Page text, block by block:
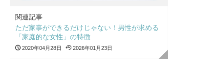
関連記事
ただ家事ができるだけじゃない！男性が求める
「家庭的な女性」の特徴
2020年04月28日 2026年01月23日